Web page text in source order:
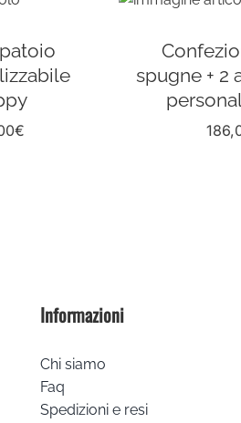
€
spugne + 2
Informazioni
Chi siamo
Faq
Spedizioni e resi